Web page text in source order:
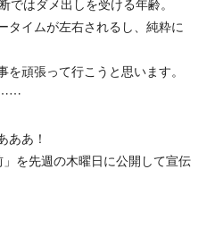
はダメ出しを受ける年齢。
イムが左右されるし、純粋に
頑張って行こうと思います。
……
ああ！
を先週の木曜日に公開して宣伝